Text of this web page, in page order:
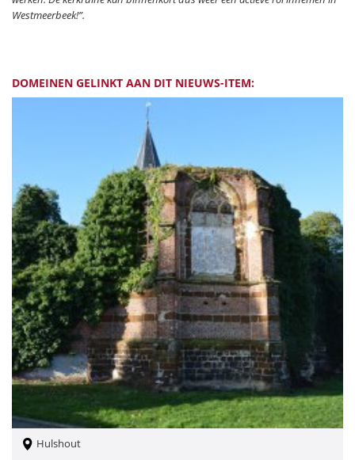
Westmeerbeek!”.
DOMEINEN GELINKT AAN DIT NIEUWS-ITEM:
Hulshout